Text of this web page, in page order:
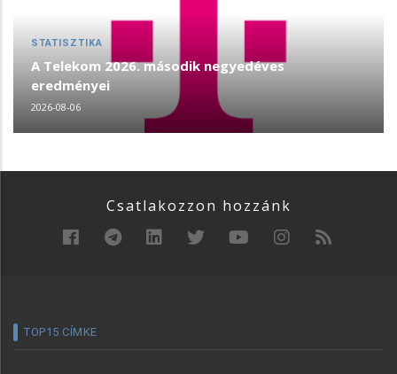
STATISZTIKA
A Telekom 2026. második negyedéves
eredményei
2026-08-06
Csatlakozzon hozzánk
TOP15 CÍMKE